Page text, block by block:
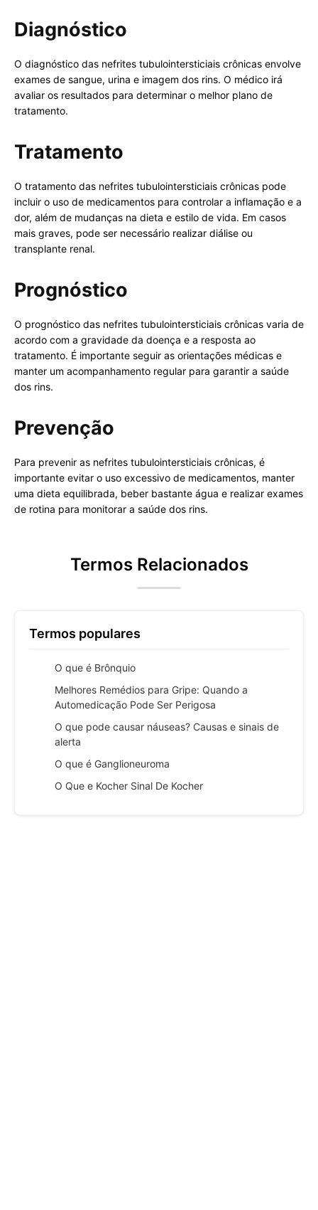
Diagnóstico
O diagnóstico das nefrites tubulointersticiais crônicas envolve
exames de sangue, urina e imagem dos rins. O médico irá
avaliar os resultados para determinar o melhor plano de
tratamento.
Tratamento
O tratamento das nefrites tubulointersticiais crônicas pode
incluir o uso de medicamentos para controlar a inflamação e a
dor, além de mudanças na dieta e estilo de vida. Em casos
mais graves, pode ser necessário realizar diálise ou
transplante renal.
Prognóstico
O prognóstico das nefrites tubulointersticiais crônicas varia de
acordo com a gravidade da doença e a resposta ao
tratamento. É importante seguir as orientações médicas e
manter um acompanhamento regular para garantir a saúde
dos rins.
Prevenção
Para prevenir as nefrites tubulointersticiais crônicas, é
importante evitar o uso excessivo de medicamentos, manter
uma dieta equilibrada, beber bastante água e realizar exames
de rotina para monitorar a saúde dos rins.
Termos Relacionados
Termos populares
O que é Brônquio
Melhores Remédios para Gripe: Quando a
Automedicação Pode Ser Perigosa
O que pode causar náuseas? Causas e sinais de
alerta
O que é Ganglioneuroma
O Que e Kocher Sinal De Kocher